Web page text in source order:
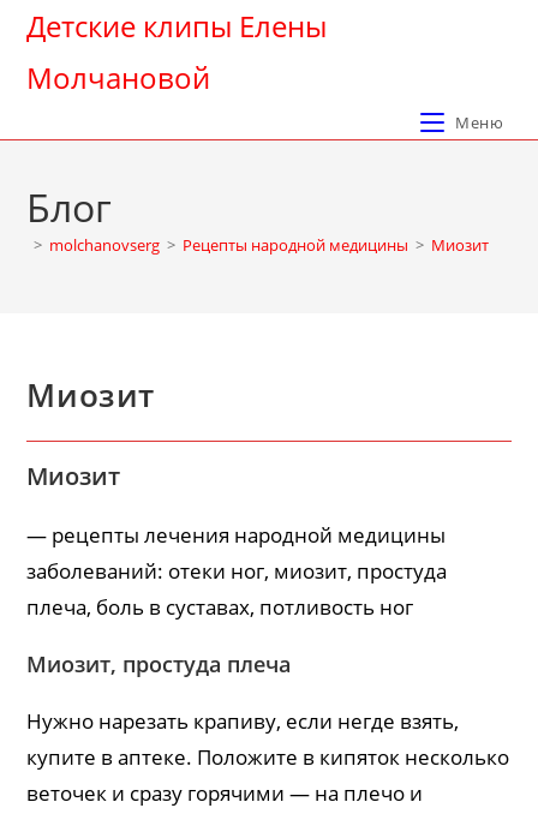
Перейти
содержимому
Детские клипы Елены
Молчановой
Меню
Блог
> molchanovserg > Рецепты народной медицины > Миозит
Миозит
Миозит
— рецепты лечения народной медицины
заболеваний: отеки ног, миозит, простуда
плеча, боль в суставах, потливость ног
Миозит, простуда плеча
Нужно нарезать крапиву, если негде взять,
купите в аптеке. Положите в кипяток несколько
веточек и сразу горячими — на плечо и